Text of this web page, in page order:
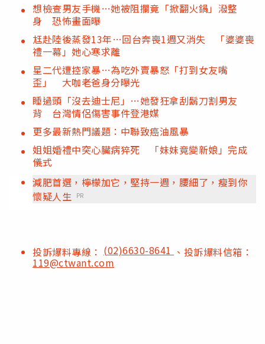
想檢查男友手機…她被阻攔竟「掀翻火鍋」潑整
身 恐怖畫面曝
尪赴陸後蒸發13年…回台奔喪1週又消失 「婆婆喪
禮一幕」她心寒求離
星二代遭控家暴…為吃外賣暴怒「打到女友嘴
歪」 大咖老爸身分曝光
睡過頭「沒去迪士尼」…她發狂拿刮鬍刀割男友
背 台灣情侶傷害事件登港媒
更多最新熱門議題：中聯致癌油風暴
姐姐婚禮中突心臟病猝死 「妹妹竟變新娘」完成
儀式
減肥首選，檸檬加它，堅持一週，腰細了，瘦到你
懷疑人生
PR
投訴爆料專線： (02)6630-8641 、投訴爆料信箱：
119@ctwant.com